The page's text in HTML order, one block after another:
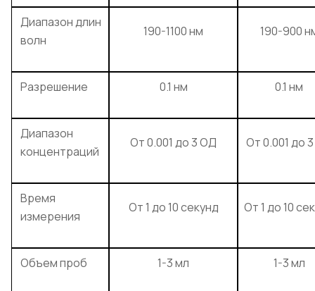
Диапазон длин
волн
190-1100 нм 190-900
Разрешение 0.1 нм 0.1 нм
Диапазон
концентраций
От 0.001 до 3 ОД От 0.001 до
Время
измерения
От 1 до 10 секунд От 1 до 10
Объем проб 1-3 мл 1-3 мл